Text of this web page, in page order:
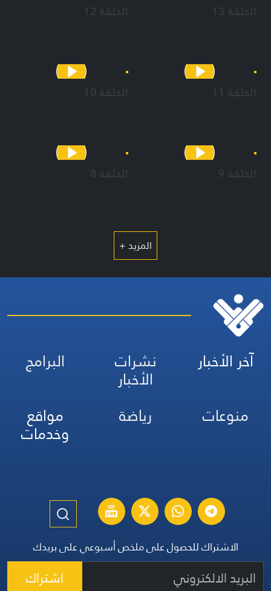
الحلقة 13 الحلقة 12
الحلقة 11 الحلقة 10
الحلقة 9 الحلقة 8
المزيد +
آخر الأخبار نشرات
الأخبار
البرامج
منوعات
رياضة مواقع
وخدمات
الاشتراك للحصول على ملخص أسبوعي على بريدك
اشتراك